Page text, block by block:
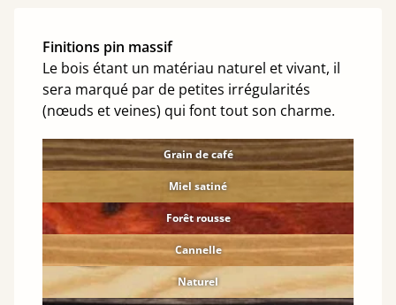
Finitions pin massif
Le bois étant un matériau naturel et vivant, il
sera marqué par de petites irrégularités
(nœuds et veines) qui font tout son charme.
Grain de café
Miel satiné
Forêt rousse
Cannelle
Naturel